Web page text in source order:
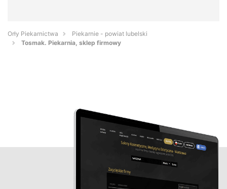
Orły Piekarnictwa
Piekarnie - powiat lubelski
Tosmak. Piekarnia, sklep firmowy